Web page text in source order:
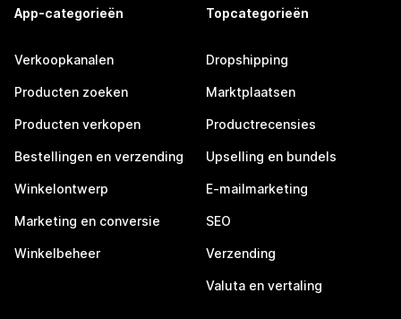
App-categorieën
Verkoopkanalen
Producten zoeken
Producten verkopen
Bestellingen en verzending
Winkelontwerp
Marketing en conversie
Winkelbeheer
Topcategorieën
Dropshipping
Marktplaatsen
Productrecensies
Upselling en bundels
E-mailmarketing
SEO
Verzending
Valuta en vertaling